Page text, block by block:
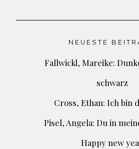
NEUESTE
Fallwickl, Mareike:
schwarz
Cross, Ethan: Ich bin
Pisel, Angela: Du in
Happy new